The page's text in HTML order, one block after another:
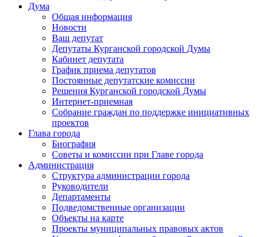
Дума
Общая информация
Новости
Ваш депутат
Депутаты Курганской городской Думы
Кабинет депутата
График приема депутатов
Постоянные депутатские комиссии
Решения Курганской городской Думы
Интернет-приемная
Собрание граждан по поддержке инициативных
проектов
Глава города
Биография
Советы и комиссии при Главе города
Администрация
Структура администрации города
Руководители
Департаменты
Подведомственные организации
Объекты на карте
Проекты муниципальных правовых актов